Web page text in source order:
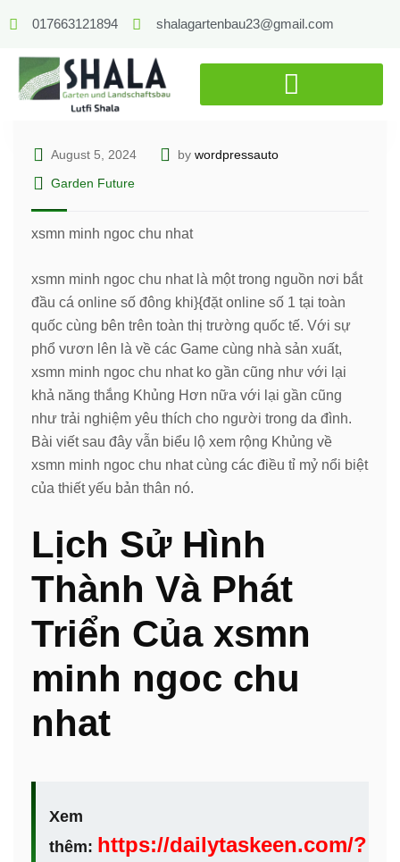
017663121894 shalagartenbau23@gmail.com
August 5, 2024 by wordpressauto
Garden Future
xsmn minh ngoc chu nhat
xsmn minh ngoc chu nhat là một trong nguồn nơi bắt
đầu cá online số đông khi}{đặt online số 1 tại toàn
quốc cùng bên trên toàn thị trường quốc tế. Với sự
phổ vươn lên là về các Game cùng nhà sản xuất,
xsmn minh ngoc chu nhat ko gần cũng như với lại
khả năng thắng Khủng Hơn nữa với lại gần cũng
như trải nghiệm yêu thích cho người trong da đình.
Bài viết sau đây vẫn biểu lộ xem rộng Khủng về
xsmn minh ngoc chu nhat cùng các điều tỉ mỷ nổi biệt
của thiết yếu bản thân nó.
Lịch Sử Hình
Thành Và Phát
Triển Của xsmn
minh ngoc chu
nhat
Xem
thêm: https://dailytaskeen.com/?